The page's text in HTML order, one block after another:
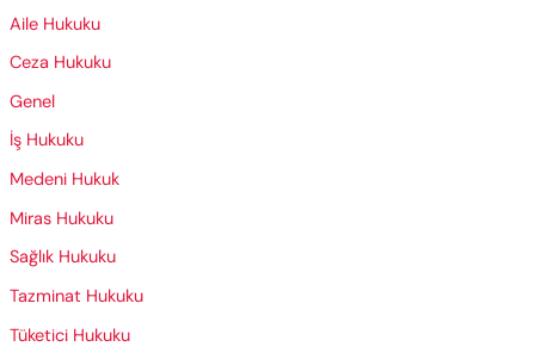
c
h
:
Aile Hukuku
Ceza Hukuku
Genel
İş Hukuku
Medeni Hukuk
Miras Hukuku
Sağlık Hukuku
Tazminat Hukuku
Tüketici Hukuku